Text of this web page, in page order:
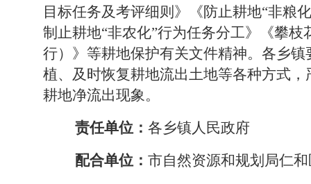
目标任务及考评细则》《防止耕地“非粮化
制止耕地“非农化”行为任务分工》《攀枝
行）》等耕地保护有关文件精神。各乡镇
植、及时恢复耕地流出土地等各种方式，
耕地净流出现象。
责任单位： 各乡镇人民政府
配合单位： 市自然资源和规划局仁